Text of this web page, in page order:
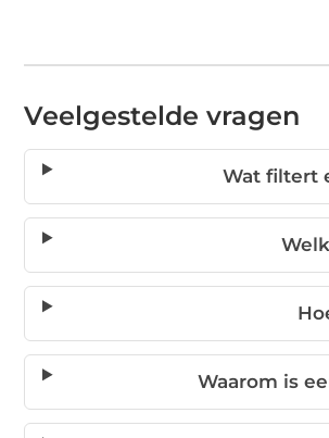
Veelgestelde vragen
Wat filtert
Waarom is